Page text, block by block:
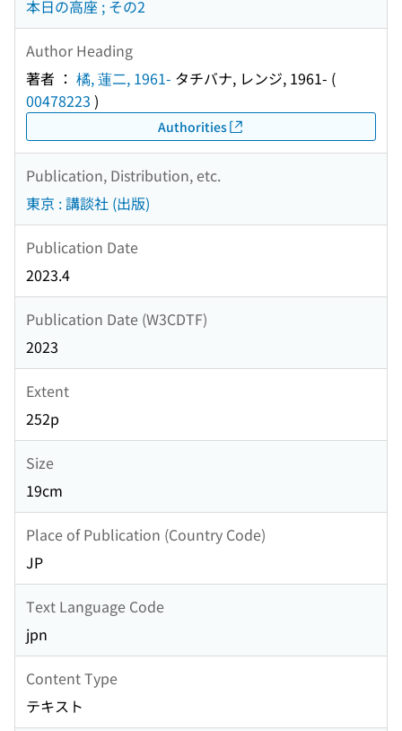
本日の高座 ; その2
Author Heading
著者 ： 橘, 蓮二, 1961- タチバナ, レンジ, 1961- (
00478223 )
Authorities
Publication, Distribution, etc.
東京 : 講談社 (出版)
Publication Date
2023.4
Publication Date (W3CDTF)
2023
Extent
252p
Size
19cm
Place of Publication (Country Code)
JP
Text Language Code
jpn
Content Type
テキスト